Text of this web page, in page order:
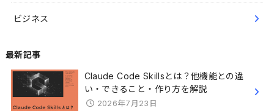
ビジネス
最新記事
Claude Code Skillsとは？他機能との違
い・できること・作り方を解説
2026年7月23日